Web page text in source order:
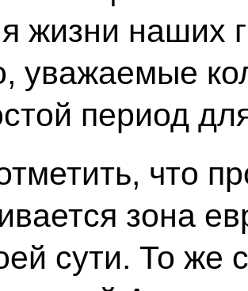
жизни наших
уважаемые
период
что
зона
сути. То же